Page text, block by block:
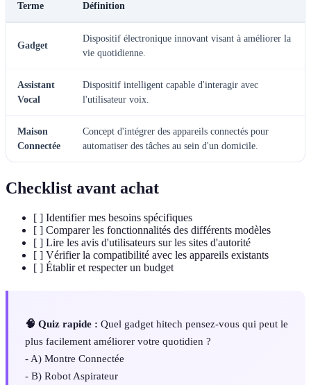
Terme Définition
Gadget
Dispositif électronique innovant visant à améliorer la
vie quotidienne.
Assistant
Vocal
Dispositif intelligent capable d'interagir avec
l'utilisateur voix.
Maison
Connectée
Concept d'intégrer des appareils connectés pour
automatiser des tâches au sein d'un domicile.
Checklist avant achat
[ ] Identifier mes besoins spécifiques
[ ] Comparer les fonctionnalités des différents modèles
[ ] Lire les avis d'utilisateurs sur les sites d'autorité
[ ] Vérifier la compatibilité avec les appareils existants
[ ] Établir et respecter un budget
🧠 Quiz rapide : Quel gadget hitech pensez-vous qui peut le
plus facilement améliorer votre quotidien ?
- A) Montre Connectée
- B) Robot Aspirateur